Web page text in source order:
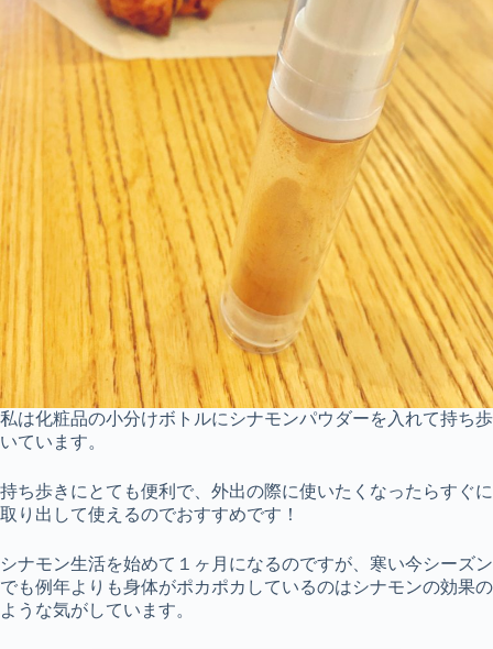
私は化粧品の小分けボトルにシナモンパウダーを入れて持ち歩
いています。
持ち歩きにとても便利で、外出の際に使いたくなったらすぐに
取り出して使えるのでおすすめです！
シナモン生活を始めて１ヶ月になるのですが、寒い今シーズン
でも例年よりも身体がポカポカしているのはシナモンの効果の
ような気がしています。